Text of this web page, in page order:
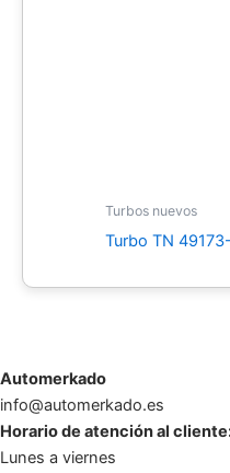
Turbos nuevos
Turbo TN
Automerkado
info@automerkado.es
Horario de atención al
Lunes a viernes